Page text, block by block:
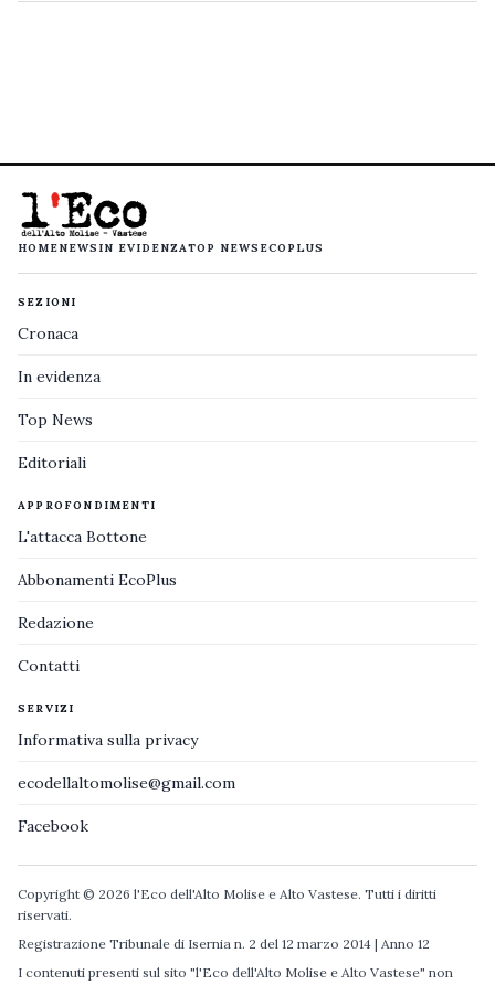
HOMENEWS IN EVIDENZATOP NEWS ECOPLUS
SEZIONI
Cronaca
In evidenza
Top News
Editoriali
APPROFONDIMENTI
L'attacca Bottone
Abbonamenti EcoPlus
Redazione
Contatti
SERVIZI
Informativa sulla privacy
ecodellaltomolise@gmail.com
Facebook
Copyright © 2026 l'Eco dell'Alto Molise e Alto Vastese. Tutti i diritti
riservati.
Registrazione Tribunale di Isernia n. 2 del 12 marzo 2014 | Anno 12
I contenuti presenti sul sito "l'Eco dell'Alto Molise e Alto Vastese" non